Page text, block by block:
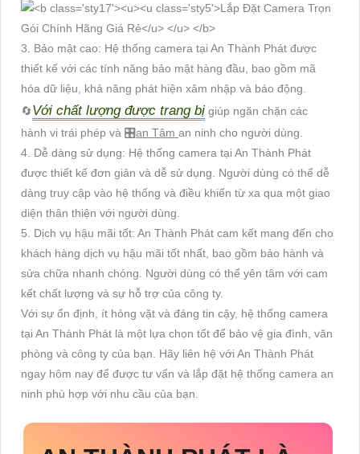
3. Bảo mật cao: Hệ thống camera tại An Thành Phát được
thiết kế với các tính năng bảo mật hàng đầu, bao gồm mã
hóa dữ liệu, khả năng phát hiện xâm nhập và báo động.
🔄Với chất lượng được trang bị giúp ngăn chặn các
hành vi trái phép và 🎛an Tâm an ninh cho người dùng.
4. Dễ dàng sử dụng: Hệ thống camera tại An Thành Phát
được thiết kế đơn giản và dễ sử dụng. Người dùng có thể dễ
dàng truy cập vào hệ thống và điều khiển từ xa qua một giao
diện thân thiện với người dùng.
5. Dịch vụ hậu mãi tốt: An Thành Phát cam kết mang đến cho
khách hàng dịch vụ hậu mãi tốt nhất, bao gồm bảo hành và
sửa chữa nhanh chóng. Người dùng có thể yên tâm với cam
kết chất lượng và sự hỗ trợ của công ty.
Với sự ổn định, ít hỏng vặt và đáng tin cậy, hệ thống camera
tại An Thành Phát là một lựa chọn tốt để bảo vệ gia đình, văn
phòng và công ty của bạn. Hãy liên hệ với An Thành Phát
ngay hôm nay để được tư vấn và lắp đặt hệ thống camera an
ninh phù hợp với nhu cầu của bạn.